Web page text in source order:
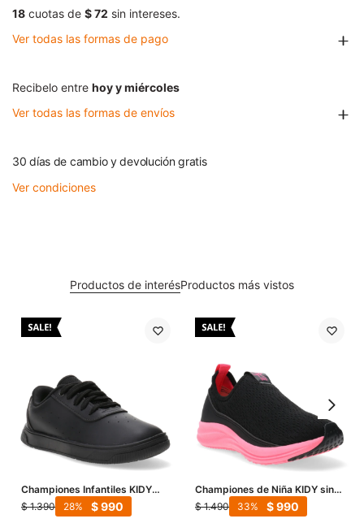
18 cuotas de $ 72 sin intereses.
Ver todas las formas de pago
Recibelo entre hoy y miércoles
Ver todas las formas de envíos
30 días de cambio y devolución gratis
Ver condiciones
Productos de interésProductos más vistos
Championes Infantiles KIDY
Leblon - Negro
$ 1.390 $990
28
Championes de Niña KIDY sin
acordonar con suela de color -
Negro - Rosado
$ 1.490 $990
33